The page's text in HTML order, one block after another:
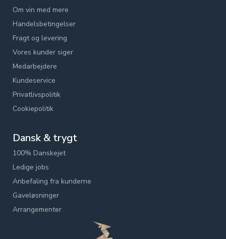
Om vin med mere
Handelsbetingelser
Fragt og levering
Vores kunder siger
Medarbejdere
Kundeservice
Privatlivspolitik
Cookiepolitik
Dansk & trygt
100% Danskejet
Ledige jobs
Anbefaling fra kunderne
Gaveløsninger
Arrangementer